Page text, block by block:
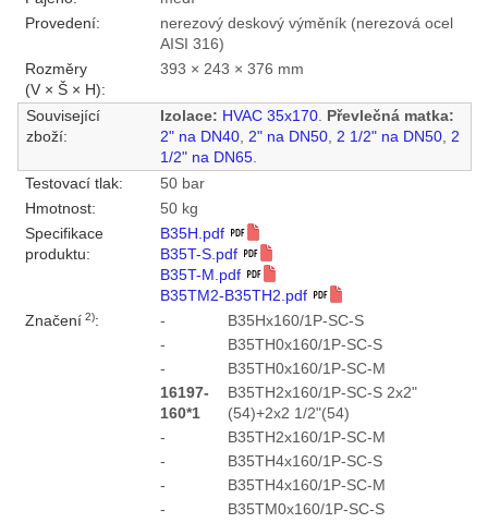
Provedení:
nerezový deskový výměník (nerezová ocel
AISI 316)
Rozměry
(V × Š × H):
393 × 243 × 376 mm
Související
zboží:
Izolace: HVAC 35x170.
Převlečná matka:
2" na DN40, 2" na DN50, 2 1/2" na DN50, 2
1/2" na DN65.
Testovací tlak:
50 bar
Hmotnost:
50 kg
Specifikace
produktu:
B35H.pdf
B35T-S.pdf
B35T-M.pdf
B35TM2-B35TH2.pdf
Značení2): -
B35Hx160/1P-SC-S
-
B35TH0x160/1P-SC-S
-
B35TH0x160/1P-SC-M
16197-
160*1
B35TH2x160/1P-SC-S 2x2"
(54)+2x2 1/2"(54)
-
B35TH2x160/1P-SC-M
-
B35TH4x160/1P-SC-S
-
B35TH4x160/1P-SC-M
-
B35TM0x160/1P-SC-S